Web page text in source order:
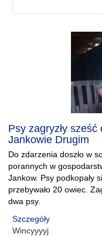
Psy zagryzły
Jankowie Drugim
Do zdarzenia doszło w
porannych w
Jankow. Psy podkopały
przebywało 20 owiec.
dwa psy.
Szczegóły
Wincyyyyj